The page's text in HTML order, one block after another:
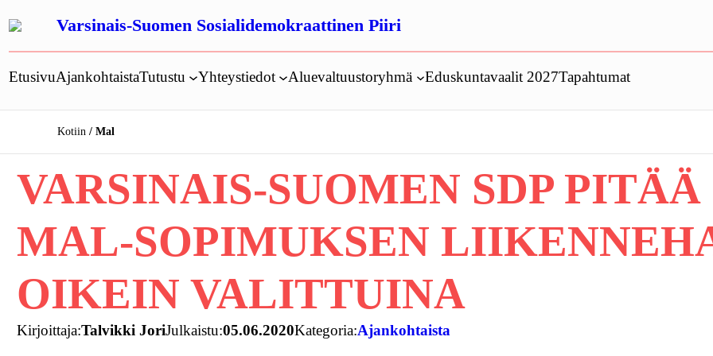
sisältöön
Varsinais-Suomen Sosialidemokraattinen Piiri
EtusivuAjankohtaistaTutustu Yhteystiedot Aluevaltuustoryhmä Eduskuntavaalit 2027Tapahtumat
Kotiin Mal
VARSINAIS-SUOMEN SDP
MAL-SOPIMUKSEN
OIKEIN VALITTUINA
Kirjoittaja:Talvikki JoriJulkaistu:05.06.2020Kategoria:Ajankohtaista